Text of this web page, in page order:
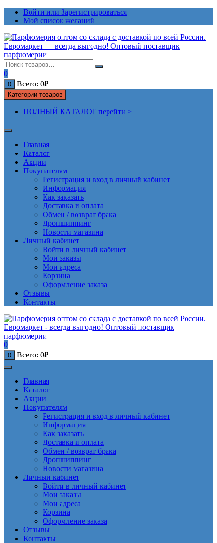
ПерейтиВойти или Зарегистрироваться
Мой список желаний
0
0 Всего: 0₽
Категории товаров
ПОЛНЫЙ КАТАЛОГ перейти >
Главная
Каталог
Акции
Покупателям
Регистрация и вход в личный кабинет
Информация
Как заказать
Доставка и оплата
Обмен / возврат брака
Дропшиппинг
Новости магазина
Личный кабинет
Войти в личный кабинет
Мои заказы
Мои адреса
Корзина
Оформление заказа
Отзывы
Контакты
0
0 Всего: 0₽
Главная
Каталог
Акции
Покупателям
Регистрация и вход в личный кабинет
Информация
Как заказать
Доставка и оплата
Обмен / возврат брака
Дропшиппинг
Новости магазина
Личный кабинет
Войти в личный кабинет
Мои заказы
Мои адреса
Корзина
Оформление заказа
Отзывы
Контакты